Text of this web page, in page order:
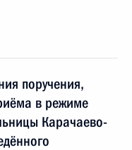
поручения,
в режиме
Карачаево-